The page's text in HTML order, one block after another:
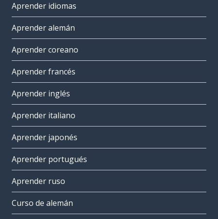
Aprender idiomas
Aprender alemán
Aprender coreano
Aprender francés
Aprender inglés
Aprender italiano
Aprender japonés
Aprender portugués
Aprender ruso
Curso de alemán